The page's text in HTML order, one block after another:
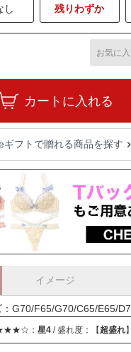
し
残りわずか
お気に
カートに入れる
ギフトで贈れる商品を探す
イメージ
G70/F65/G70/C65/E65/
： 星4/ 盛れ度：【超盛れ】